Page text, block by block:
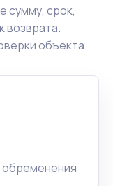
сумму, срок,
возврата.
объекта.